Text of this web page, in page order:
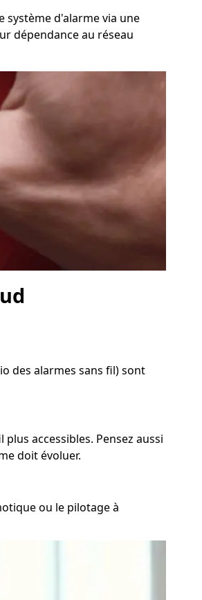
d'alarme via une
dépendance au réseau
des alarmes sans fil) sont
accessibles. Pensez aussi
doit évoluer.
ou le pilotage à